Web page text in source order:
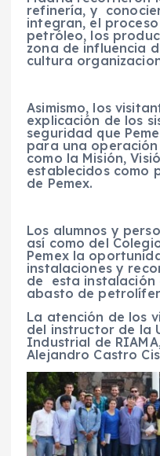
refinería, y
integran, el
petróleo, los
zona de influencia
cultura
Asimismo, los
explicación de los
seguridad que
para una
como la Misión,
establecidos como
de Pemex.
Los alumnos y
así como del
Pemex la
instalaciones y
de esta
abasto de
La atención de los
del instructor de la
Industrial de
Alejandro Castro